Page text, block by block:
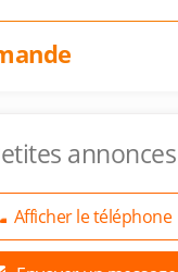
annonces
Afficher le téléphone